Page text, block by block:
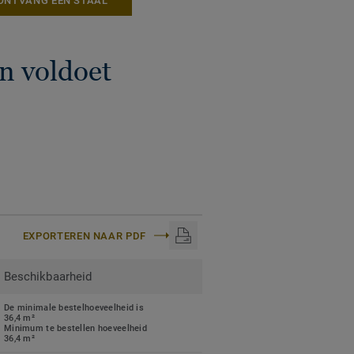
voldoet
EXPORTEREN NAAR PDF
Beschikbaarheid
De minimale bestelhoeveelheid is
36,4 m²
Minimum te bestellen hoeveelheid
36,4 m²